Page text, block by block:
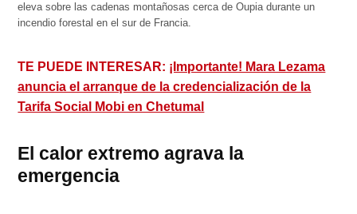
eleva sobre las cadenas montañosas cerca de Oupia durante un
incendio forestal en el sur de Francia.
TE PUEDE INTERESAR: ¡Importante! Mara Lezama
anuncia el arranque de la credencialización de la
Tarifa Social Mobi en Chetumal
El calor extremo agrava la
emergencia